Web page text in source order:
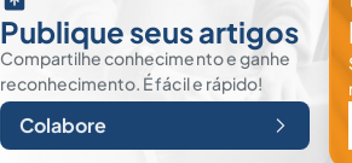
Publique seus artigos
Compartilhe conhecimento e ganhe
reconhecimento. É fácil e rápido!
Colabore